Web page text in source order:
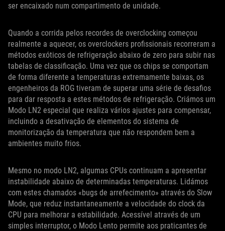
ser encaixado num compartimento de unidade.
Quando a corrida pelos recordes de overclocking começou
realmente a aquecer, os overclockers profissionais recorreram a
métodos exóticos de refrigeração abaixo de zero para subir nas
tabelas de classificação. Uma vez que os chips se comportam
de forma diferente a temperaturas extremamente baixas, os
engenheiros da ROG tiveram de superar uma série de desafios
para dar resposta a estes métodos de refrigeração. Criámos um
Modo LN2 especial que realiza vários ajustes para compensar,
incluindo a desativação de elementos do sistema de
monitorização da temperatura que não respondem bem a
ambientes muito frios.
Mesmo no modo LN2, algumas CPUs continuam a apresentar
instabilidade abaixo de determinadas temperaturas. Lidámos
com estes chamados «bugs de arrefecimento» através do Slow
Mode, que reduz instantaneamente a velocidade do clock da
CPU para melhorar a estabilidade. Acessível através de um
simples interruptor, o Modo Lento permite aos praticantes de